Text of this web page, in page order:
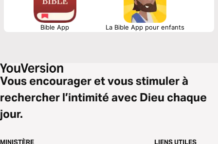
Bible App La Bible App pour enfants
Vous encourager et vous stimuler à
rechercher l’intimité avec Dieu chaque
jour.
MINISTÈRE LIENS UTILES